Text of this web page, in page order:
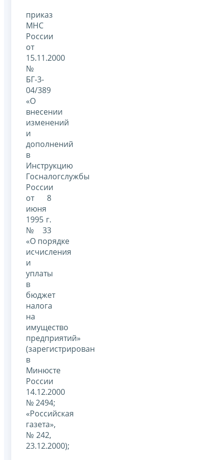
приказ
МНС
России
от
15.11.2000
№
БГ-3-
04/389
«О
внесении
изменений
и
дополнений
в
Инструкцию
Госналогслужбы
России
от 8
июня
1995 г.
№ 33
«О порядке
исчисления
и
уплаты
в
бюджет
налога
на
имущество
предприятий»
(зарегистрирован
в
Минюсте
России
14.12.2000
№ 2494;
«Российская
газета»,
№ 242,
23.12.2000);